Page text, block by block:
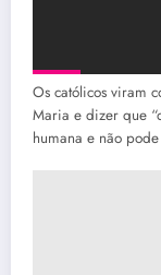
Os católicos viram
Maria e dizer que
humana e não